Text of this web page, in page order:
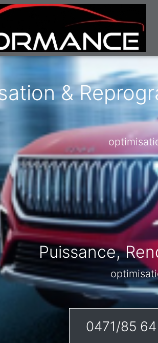
&
Puissance,
0471/85